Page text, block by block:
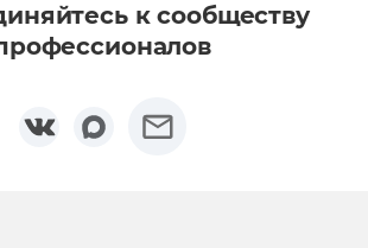
к сообществу